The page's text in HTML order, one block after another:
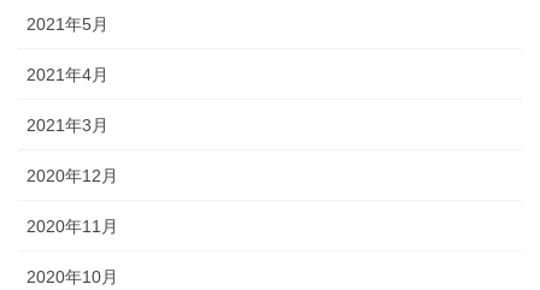
2021年5月
2021年4月
2021年3月
2020年12月
2020年11月
2020年10月